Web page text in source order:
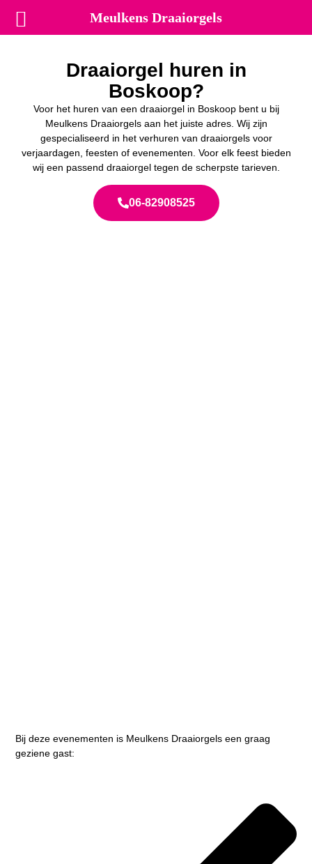
Draaiorgel huren in
Boskoop?
Voor het huren van een draaiorgel in Boskoop bent u bij
Meulkens Draaiorgels aan het juiste adres. Wij zijn
gespecialiseerd in het verhuren van draaiorgels voor
verjaardagen, feesten of evenementen. Voor elk feest bieden
wij een passend draaiorgel tegen de scherpste tarieven.
06-82908525
Bij deze evenementen is Meulkens Draaiorgels een graag
geziene gast:
Meulkens Draaiorgels